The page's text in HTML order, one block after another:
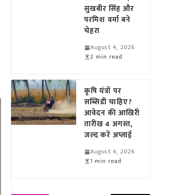
सुखबीर सिंह और
परमिश वर्मा बने
चेहरा
August 4, 2026
2 min read
कृषि यंत्रों पर
सब्सिडी चाहिए?
आवेदन की आखिरी
तारीख 4 अगस्त,
जल्द करें अप्लाई
August 4, 2026
1 min read